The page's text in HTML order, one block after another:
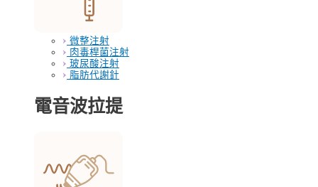
微整注射
肉毒桿菌注射
玻尿酸注射
脂肪代謝針
電音波拉提